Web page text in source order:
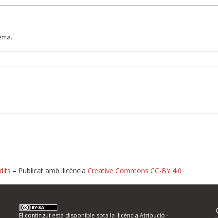
d'errors
– Publicat amb llicència Creative Commons CC-BY 4.0
El contingut està disponible sota la llicència Atribució -